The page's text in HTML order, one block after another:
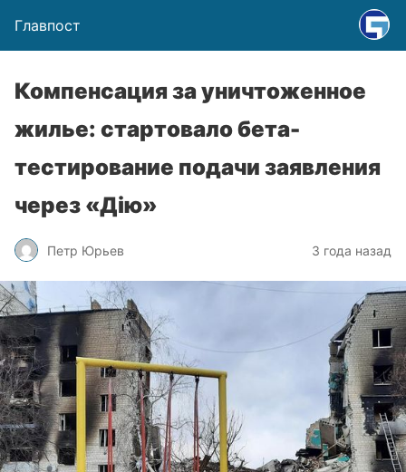
Главпост
Компенсация за уничтоженное
жилье: стартовало бета-
тестирование подачи заявления
через «Дію»
Петр Юрьев 3 года назад